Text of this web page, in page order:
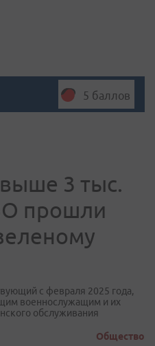
5 баллов
3 тыс.
прошли
с февраля 2025 года,
военнослужащим и их
обслуживания
Общество